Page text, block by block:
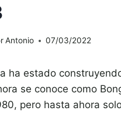
Antonio 07/03/2022
ha estado
se conoce como
pero hasta ahora